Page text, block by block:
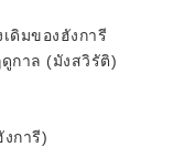
ดิมของฮังการี
กาล (มังสวิรัติ)
การี)